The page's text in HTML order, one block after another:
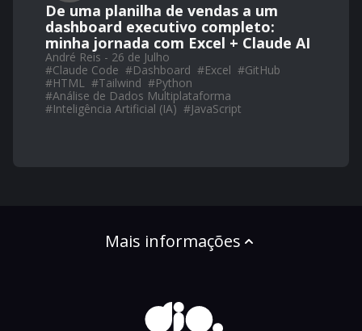
De uma planilha de vendas a um
dashboard executivo completo:
minha jornada com Excel + Claude AI
André Reis - 26 de Julho
#Claude Code #Dashboard #Excel #GitHub
#HTML #Tailwind #Python
#Análise de Dados Multiplataforma
#Inteligência Artificial (IA) #JavaScript
Mais informações